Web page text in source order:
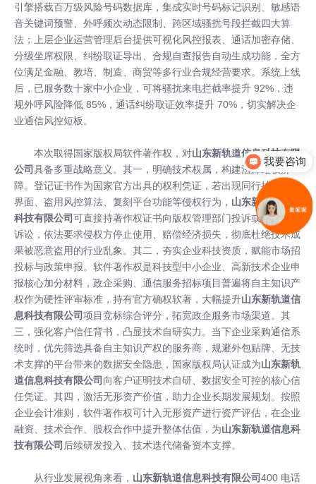
引擎搭载百万级风险号码数据库，集成实时号码标记识别、敏感语
音关键词预警、外呼频次动态限制、跨区域骚扰号段拦截四大算
法；上层企业运营管理后台提供可视化风控报表、通话加密存储、
分级坐席权限、纠纷取证导出、合规自查报告自动生成功能，全方
位满足金融、教培、制造、商贸等多行业合规经营要求。系统上线
后，已服务数十家中小企业，可将骚扰来电拦截率提升 92%，违
规外呼风险降低 85%，通话纠纷取证效率提升 70%，切实解决企
业通信风控短板。
本次取得国家版权局软件著作权，对山东新轨道信息科技有限
公司具备多重战略意义。其一，明确技术权属，构建法律维权屏
障。登记证书作为国家官方出具的权利凭证，若出现同行抄袭系统
界面、盗用风控算法、复刻平台功能等侵权行为， 山东新轨道信息
科技有限公司可直接持著作权证书向版权管理部门投诉或提起民事
诉讼，依法要求侵权方停止使用、赔偿经济损失，彻底杜绝技术成
果被恶意盗用的行业乱象。其二，夯实企业科技资质，赋能市场招
投标与政策申报。软件著作权是科技型中小企业、高新技术企业申
报核心加分材料，政企采购、通信服务招标项目普遍将自主知识产
权作为硬性评审标准，持有官方确权软著，大幅提升山东新轨道信
息科技有限公司项目竞标综合评分，拓宽政企服务市场渠道。其
三，强化客户信任背书，凸显技术自研实力。当下企业采购通信系
统时，优先筛选具备自主知识产权的服务商，规避外包贴牌、无技
术支撑的平台带来的数据安全隐患，国家版权局认证成为山东新轨
道信息科技有限公司 向客户证明技术自研、数据安全可控的核心信
任凭证。其四，激活无形资产价值，助力企业长期发展规划。按照
企业会计准则，软件著作权可计入无形资产进行资产评估，在企业
融资、技术合作、股权合作中提升整体估值，为山东新轨道信息科
技有限公司 后续研发投入、技术迭代储备资本支撑。
从行业发展视角来看， 山东新轨道信息科技有限公司400 电话
我要咨询